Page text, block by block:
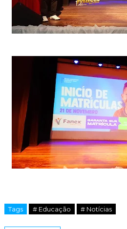
Tags # Educação # Notícias